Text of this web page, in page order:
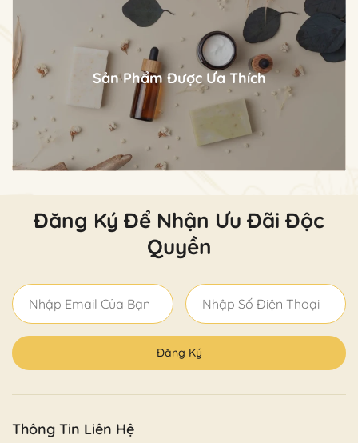
Sản Phẩm Được Ưa Thích
Xem Ảnh
Đăng Ký Để Nhận Ưu Đãi Độc
Quyền
Đăng Ký
Thông Tin Liên Hệ